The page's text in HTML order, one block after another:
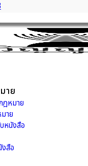
าย
ฎหมาย
าย
หนังสือ
สือ